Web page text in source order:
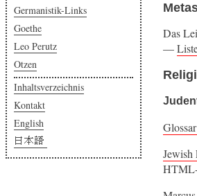
Das
—
Jewish
Germanistik-Links
Goethe
Leo Perutz
Otzen
Inhaltsverzeichnis
Kontakt
English